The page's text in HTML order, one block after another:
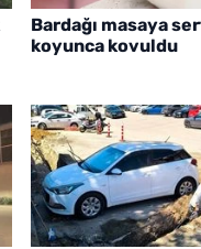
Bardağı masaya
koyunca kovuldu